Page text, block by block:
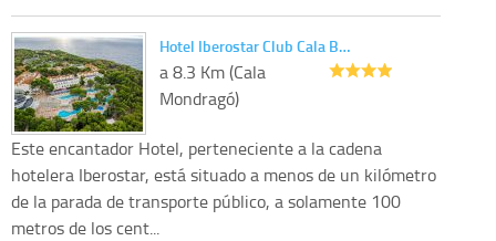
Hotel Iberostar Club Cala B…
a 8.3 Km (Cala
Mondragó)
Este encantador Hotel, perteneciente a la cadena
hotelera Iberostar, está situado a menos de un kilómetro
de la parada de transporte público, a solamente 100
metros de los cent...